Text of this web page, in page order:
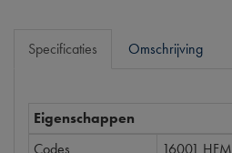
Specificaties Omschrijving
Eigenschappen
Codes
16001 HFM